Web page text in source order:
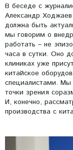
В беседе с
Александр
должна быть
мы говорим о
работать – не
часа в сутки. Оно
клиниках уже
китайское
специалистами.
точки зрения
И, конечно,
производства с